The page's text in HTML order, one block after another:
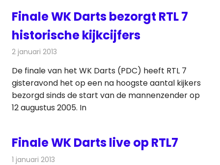
Finale WK Darts bezorgt RTL 7
historische kijkcijfers
2 januari 2013
De finale van het WK Darts (PDC) heeft RTL 7
gisteravond het op een na hoogste aantal kijkers
bezorgd sinds de start van de mannenzender op
12 augustus 2005. In
Finale WK Darts live op RTL7
1 januari 2013